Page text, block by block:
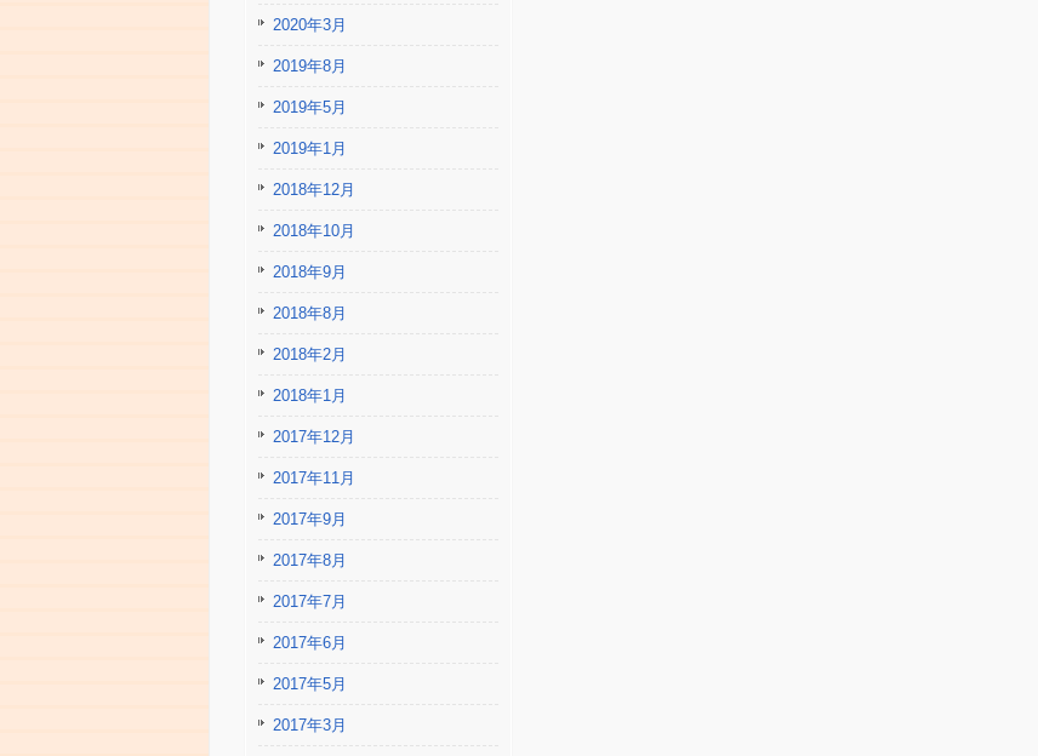
2020年3月
2019年8月
2019年5月
2019年1月
2018年12月
2018年10月
2018年9月
2018年8月
2018年2月
2018年1月
2017年12月
2017年11月
2017年9月
2017年8月
2017年7月
2017年6月
2017年5月
2017年3月